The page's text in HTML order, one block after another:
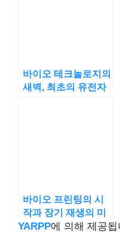
바이오 테크놀로지의
새벽, 최초의 유전자
바이오 프린팅의 시
작과 장기 재생의 미
래
YARPP에 의해 제공됩